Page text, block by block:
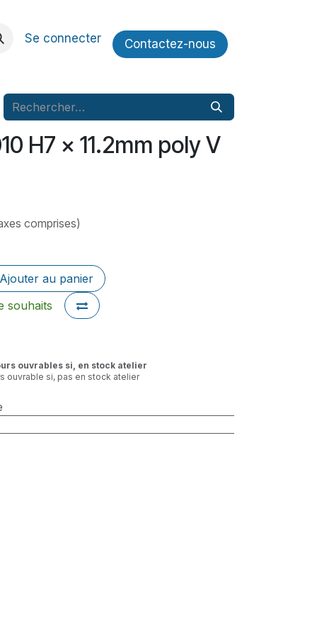
Se connecter Contactez​​-nous
H7 x 11.2mm poly V
comprises)
Ajouter au panier
souhaits
ouvrables si, en stock atelier
ouvrable si, pas en stock atelier